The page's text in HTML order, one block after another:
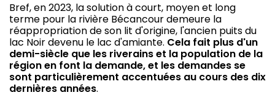
Bref, en 2023, la solution à court, moyen et long
terme pour la rivière Bécancour demeure la
réappropriation de son lit d'origine, l'ancien puits du
lac Noir devenu le lac d'amiante. Cela fait plus d'un
demi-siècle que les riverains et la population de la
région en font la demande, et les demandes se
sont particulièrement accentuées au cours des dix
dernières années.